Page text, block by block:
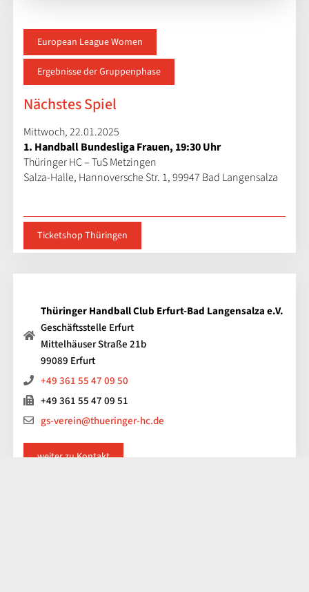
European League Women
Ergebnisse der Gruppenphase
Nächstes Spiel
Mittwoch, 22.01.2025
1. Handball Bundesliga Frauen, 19:30 Uhr
Thüringer HC – TuS Metzingen
Salza-Halle, Hannoversche Str. 1, 99947 Bad Langensalza
Ticketshop Thüringen
Thüringer Handball Club Erfurt-Bad Langensalza e.V.
Geschäftsstelle Erfurt
Mittelhäuser Straße 21b
99089 Erfurt
+49 361 55 47 09 50
+49 361 55 47 09 51
gs-verein@thueringer-hc.de
weiter zu Kontakt